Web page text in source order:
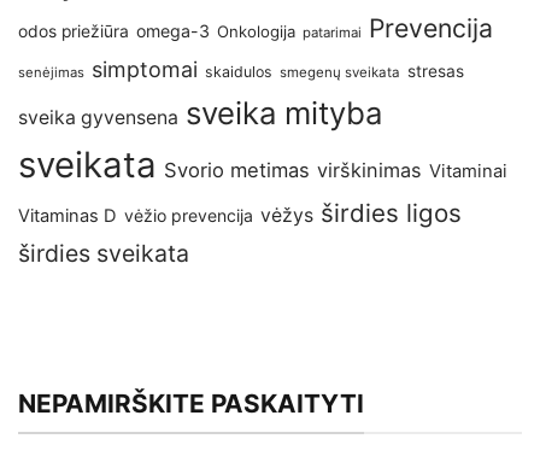
odos priežiūra omega-3 Onkologija patarimai Prevencija
senėjimas simptomai skaidulos smegenų sveikata stresas
sveika gyvensena sveika mityba
sveikata Svorio metimas virškinimas Vitaminai
Vitaminas D vėžio prevencija vėžys širdies ligos
širdies sveikata
NEPAMIRŠKITE PASKAITYTI